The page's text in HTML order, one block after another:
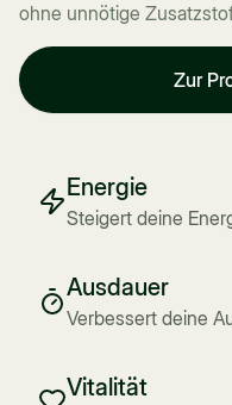
ohne unnötige
Zur
Energie
Steigert deine
Ausdauer
Verbessert deine
Vitalität